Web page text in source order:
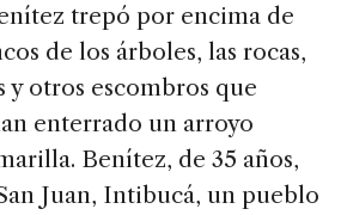
trepó por encima de
de los árboles, las rocas,
y otros escombros que
enterrado un arroyo
Benítez, de 35 años,
Juan, Intibucá, un pueblo